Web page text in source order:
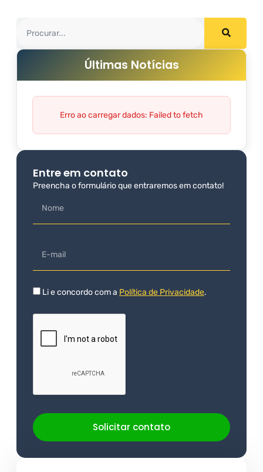
Últimas Notícias
Erro ao carregar dados: Failed to fetch
Entre em contato
Preencha o formulário que entraremos em contato!
Li e concordo com a Política de Privacidade.
Solicitar contato